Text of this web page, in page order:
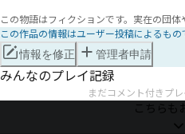
この物語はフィクションです。実在の団体
この作品の情報はユーザー投稿によるもの
情報を修正 管理者申請
みんなのプレイ記録
まだコメント付きプ
こちらも